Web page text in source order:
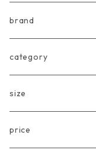
brand
arkakama
Another Fox
CARLIJNQ
category
tops
bottoms
size
Baby
price